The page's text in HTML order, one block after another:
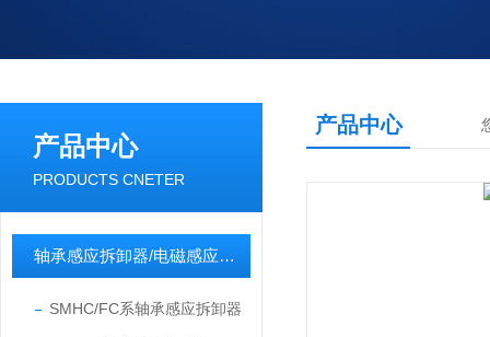
产品中心
PRODUCTS CNETER
轴承感应拆卸器/电磁感应拆卸器
SMHC/FC系轴承感应拆卸器
产品中心